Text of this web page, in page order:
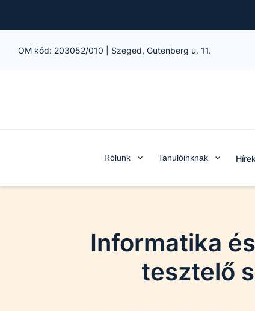
OM kód: 203052/010 Szeged, Gutenberg u. 11.
Rólunk Tanulóinknak
Informatika
tesztelő